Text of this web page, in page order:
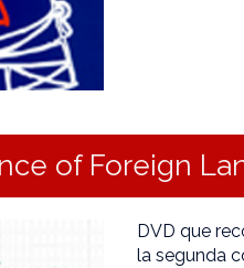
of Foreign
DVD que
la segunda